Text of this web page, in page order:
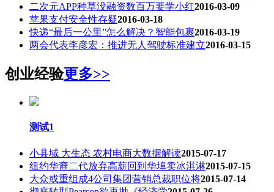
二次元APP种草没融资数百万要学小红2016-03-09
苹果支付安全性存疑2016-03-18
快递“最后一公里”怎么解决？智能包裹2016-03-19
两会代表李彦宏：推进无人驾驶标准建立2016-03-15
创业经验更多>>
测试1
小县域 大生态 农村电商大数据解读2015-07-17
纽约华裔二代放弃高薪回到华埠卖冰淇淋2015-07-15
大众或重组成4公司集团营销总裁职位将2015-07-14